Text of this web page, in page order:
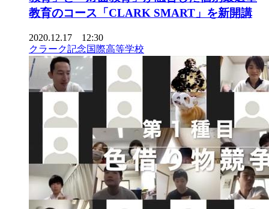
教育のコース「CLARK SMART」を新開講
2020.12.17 12:30
クラーク記念国際高等学校